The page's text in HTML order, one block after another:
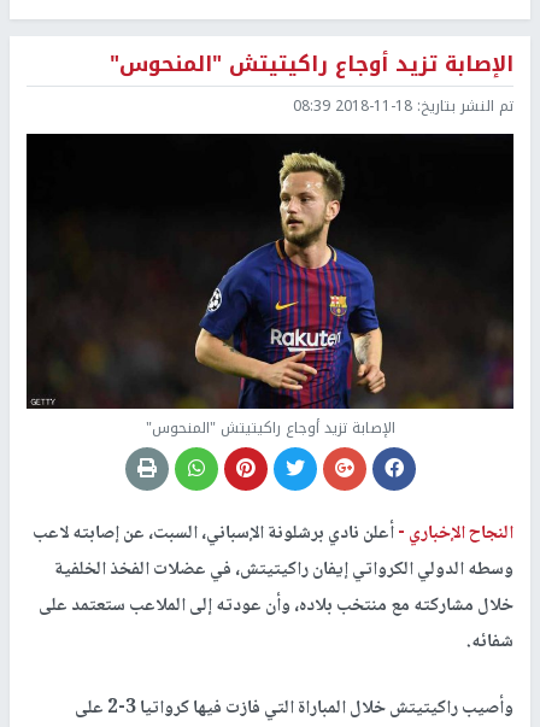
الإصابة تزيد أوجاع راكيتيتش "المنحوس"
تم النشر بتاريخ: 2018-11-18 08:39
الإصابة تزيد أوجاع راكيتيتش "المنحوس"
النجاح الإخباري -أعلن نادي برشلونة الإسباني، السبت، عن إصابته لاعب
وسطه الدولي الكرواتي إيفان راكيتيتش، في عضلات الفخذ الخلفية
خلال مشاركته مع منتخب بلاده، وأن عودته إلى الملاعب ستعتمد على
شفائه.
وأصيب راكيتيتش خلال المباراة التي فازت فيها كرواتيا 3-2 على